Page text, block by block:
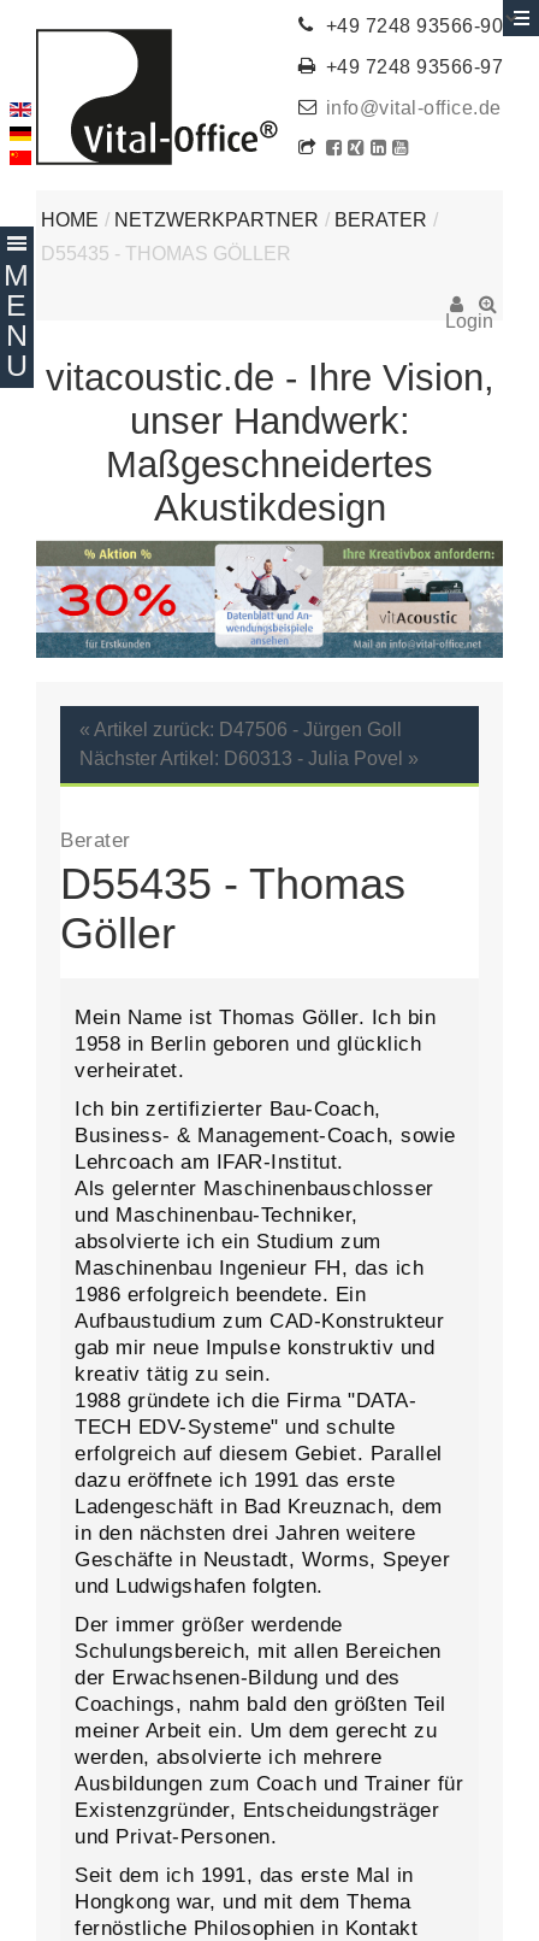
+49 7248 93566-90
+49 7248 93566-97
info@vital-office.de
HOME / NETZWERKPARTNER / BERATER /
D55435 - THOMAS GÖLLER
Login
vitacoustic.de - Ihre Vision,
unser Handwerk:
Maßgeschneidertes
Akustikdesign
« Artikel zurück: D47506 - Jürgen Goll
Nächster Artikel: D60313 - Julia Povel »
Berater
D55435 - Thomas
Göller
Mein Name ist Thomas Göller. Ich bin
1958 in Berlin geboren und glücklich
verheiratet.
Ich bin zertifizierter Bau-Coach,
Business- & Management-Coach, sowie
Lehrcoach am IFAR-Institut.
Als gelernter Maschinenbauschlosser
und Maschinenbau-Techniker,
absolvierte ich ein Studium zum
Maschinenbau Ingenieur FH, das ich
1986 erfolgreich beendete. Ein
Aufbaustudium zum CAD-Konstrukteur
gab mir neue Impulse konstruktiv und
kreativ tätig zu sein.
1988 gründete ich die Firma "DATA-
TECH EDV-Systeme" und schulte
erfolgreich auf diesem Gebiet. Parallel
dazu eröffnete ich 1991 das erste
Ladengeschäft in Bad Kreuznach, dem
in den nächsten drei Jahren weitere
Geschäfte in Neustadt, Worms, Speyer
und Ludwigshafen folgten.
Der immer größer werdende
Schulungsbereich, mit allen Bereichen
der Erwachsenen-Bildung und des
Coachings, nahm bald den größten Teil
meiner Arbeit ein. Um dem gerecht zu
werden, absolvierte ich mehrere
Ausbildungen zum Coach und Trainer für
Existenzgründer, Entscheidungsträger
und Privat-Personen.
Seit dem ich 1991, das erste Mal in
Hongkong war, und mit dem Thema
fernöstliche Philosophien in Kontakt